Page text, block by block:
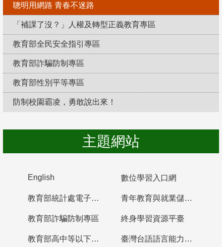
聰明用網路 青春不迷路
「補課了沒？」人權及轉型正義教育專區
教育部全民安全指引專區
教育部詐騙防制專區
教育部性別平等專區
防制校園霸凌，勇敢說出來！
主題網站
English 數位學習入口網
教育部統計處電子書櫃 青年教育與就業儲蓄帳戶
教育部詐騙防制專區 終身學習資源平臺
教育部高中等以下學校及幼兒園教師資格檢定考試 臺灣台語語言能力認證網站